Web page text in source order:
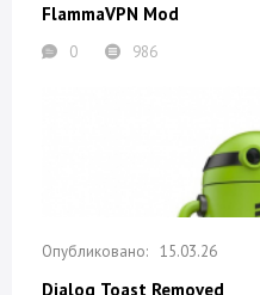
FlammaVPN Mod
0 986
15.03.26
Dialog Toast Removed